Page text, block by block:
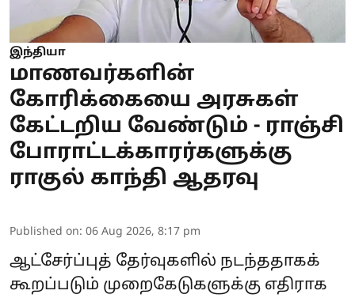
இந்தியா
மாணவர்களின்
கோரிக்கையை அரசுகள்
கேட்டறிய வேண்டும் - ராஞ்சி
போராட்டக்காரர்களுக்கு
ராகுல் காந்தி ஆதரவு
Published on: 06 Aug 2026, 8:17 pm
ஆட்சேர்ப்புத் தேர்வுகளில் நடந்ததாகக்
கூறப்படும் முறைகேடுகளுக்கு எதிராக